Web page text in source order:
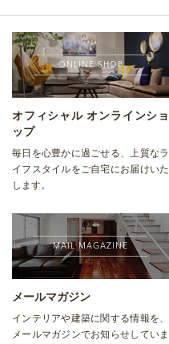
ONLINE SHOP
オフィシャル オンラインショ
ップ
毎日を心豊かに過ごせる、上質なラ
イフスタイルをご自宅にお届けいた
します。
MAIL MAGAZINE
メールマガジン
インテリアや建築に関する情報を、
メールマガジンでお知らせしていま